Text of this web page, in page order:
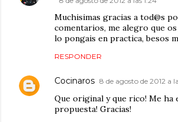
Muchisimas gracias a tod@s
comentarios, me alegro que
lo pongais en practica, besos
RESPONDER
Cocinaros 8 de agosto de 2012 a
Que original y que rico! Me ha
propuesta! Gracias!